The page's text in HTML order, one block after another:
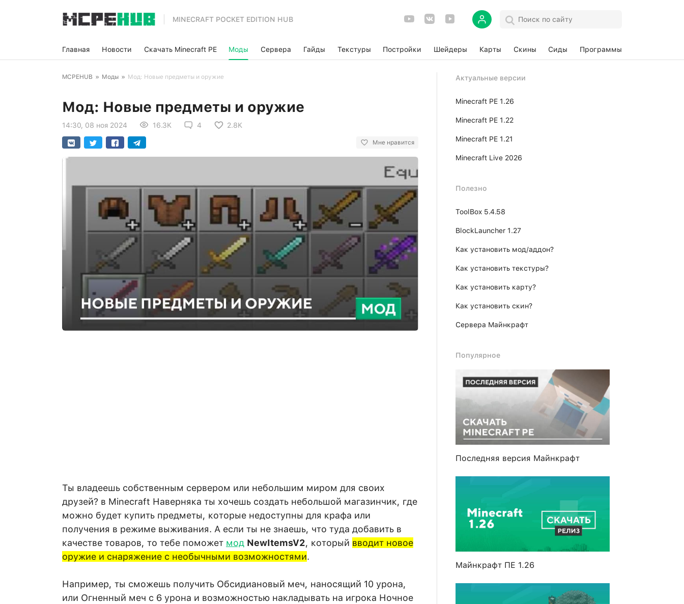
MINECRAFT POCKET EDITION HUB
Главная Новости Скачать Minecraft PE Моды Сервера Гайды Текстуры Постройки Шейдеры Карты Скины Сиды Программы
MCPEHUB » Моды » Мод: Новые предметы и оружие
Мод: Новые предметы и оружие
14:30, 08 ноя 2024 16.3K 4 2.8K
Мне нравится
Ты владеешь собственным сервером или небольшим миром для своих
друзей? в Minecraft Наверняка ты хочешь создать небольшой магазинчик, где
можно будет купить предметы, которые недоступны для крафа или
получения в режиме выживания. А если ты не знаешь, что туда добавить в
качестве товаров, то тебе поможет мод NewItemsV2, который вводит новое
оружие и снаряжение с необычными возможностями.
Например, ты сможешь получить Обсидиановый меч, наносящий 10 урона,
или Огненный меч с 6 урона и возможностью накладывать на игрока Ночное
Актуальные версии
Minecraft PE 1.26
Minecraft PE 1.22
Minecraft PE 1.21
Minecraft Live 2026
Полезно
ToolBox 5.4.58
BlockLauncher 1.27
Как установить мод/аддон?
Как установить текстуры?
Как установить карту?
Как установить скин?
Сервера Майнкрафт
Популярное
Последняя версия Майнкрафт
Майнкрафт ПЕ 1.26